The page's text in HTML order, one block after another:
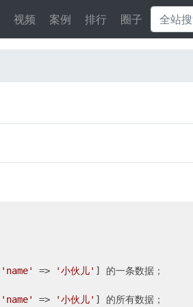
视频 案例 排行 圈子
'name' => '小伙儿' ] 的一条数据；
'name' => '小伙儿' ] 的所有数据；